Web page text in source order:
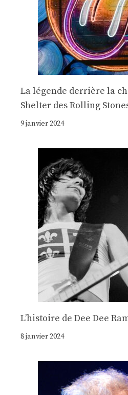
La légende derrière la
Shelter des Rolling
9 janvier 2024
Lʼhistoire de Dee Dee
8 janvier 2024